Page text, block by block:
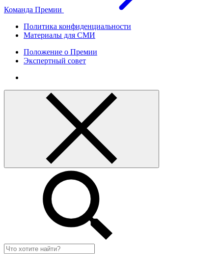
Команда Премии
Политика конфиденциальности
Материалы для СМИ
Положение о Премии
Экспертный совет